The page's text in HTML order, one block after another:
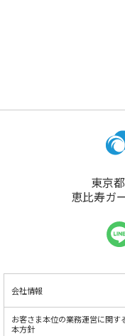
東京
恵比寿ガ
会社情報
お客さま本位の業務運営に関す
本方針